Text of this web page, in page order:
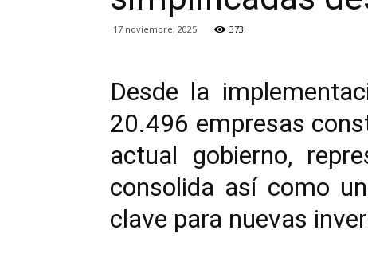
17 noviembre, 2025 373
Desde la
20.496 empresas
actual gobierno,
consolida así como
clave para nuevas